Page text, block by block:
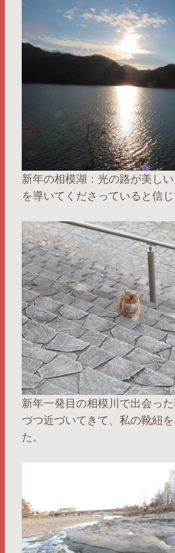
新年の相模湖：光の路が美し
を導いてくださっていると信じ
新年一発目の相模川で出会っ
づつ近づいてきて、私の靴紐
た。